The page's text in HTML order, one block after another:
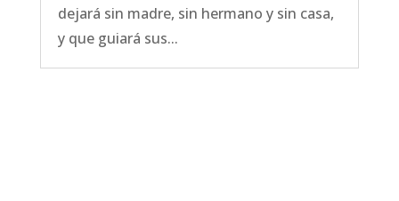
dejará sin madre, sin hermano y sin casa,
y que guiará sus...